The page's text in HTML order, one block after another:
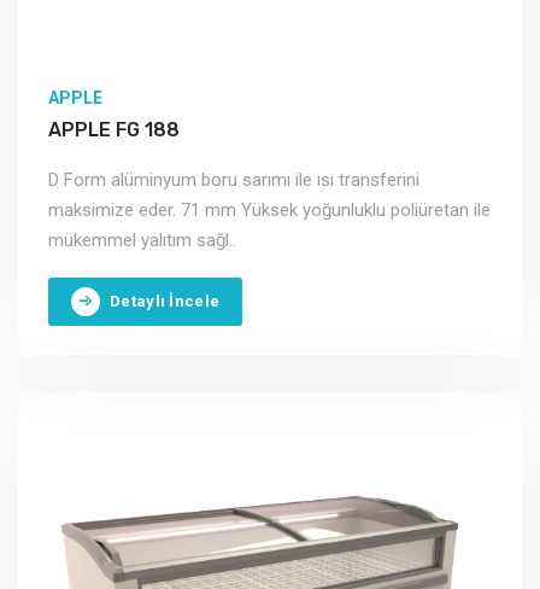
APPLE
APPLE FG 188
D Form alüminyum boru sarımı ile ısı transferini
maksimize eder. 71 mm Yüksek yoğunluklu poliüretan ile
mükemmel yalıtım sağl..
Detaylı İncele